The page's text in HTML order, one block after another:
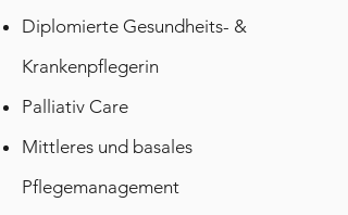
Diplomierte Gesundheits- &
Krankenpflegerin
Palliativ Care
Mittleres und basales
Pflegemanagement